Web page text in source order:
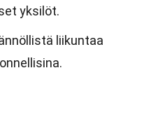
yksilöt.
liikuntaa